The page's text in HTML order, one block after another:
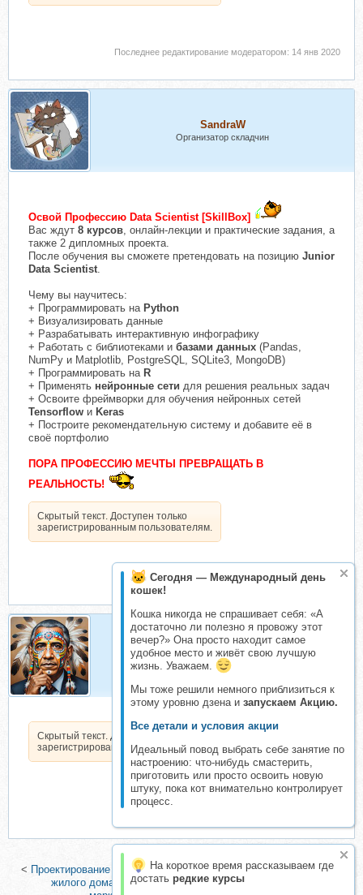
Сегодня — Международный день
кошек!
Кошка никогда не спрашивает себя: «А
достаточно ли полезно я провожу этот
вечер?» Она просто находит самое
удобное место и живёт свою лучшую
жизнь. Уважаем.
Мы тоже решили немного приблизиться к
этому уровню дзена и запускаем Акцию.
Все детали и условия акции
Идеальный повод выбрать себе занятие по
настроению: что-нибудь смастерить,
приготовить или просто освоить новую
штуку, пока кот внимательно контролирует
процесс.
На короткое время рассказываем где
достать редкие курсы
Последнее редактирование модератором: 14 янв 2020
SandraW
Организатор складчин
Освой Профессию‌ ‌Data‌ ‌Scientist‌ [SkillBox]
Вас ждут 8 курсов , онлайн-лекции и практические задания, а
также 2 дипломных проекта.
После обучения вы сможете претендовать на позицию Junior
Data Scientist
Чему вы научитесь:
+ Программировать на Python
+ Визуализировать данные
+ Разрабатывать интерактивную инфографику
+ Работать с библиотеками и базами данных (Pandas,
NumPy и Matplotlib, PostgreSQL, SQLite3, MongoDB)
+ Программировать на R
+ Применять нейронные сети для решения реальных задач
+ Освоите фреймворки для обучения нейронных сетей
Tensorflow и Keras
+ Построите рекомендательную систему и добавите её в
своё портфолио
ПОРА ПРОФЕССИЮ МЕЧТЫ ПРЕВРАЩАТЬ В
РЕАЛЬНОСТЬ!
Скрытый текст. Доступен только
зарегистрированным пользователям.
БаракОбама
Организатор складчин
Скрытый текст. Доступен только
зарегистрированным пользователям.
< Проектирование в Revit, AutoCAD и Лира - Сапр многоэтажного
жилого дома (Артем Крылов)|[ИзиСтади] Менеджер